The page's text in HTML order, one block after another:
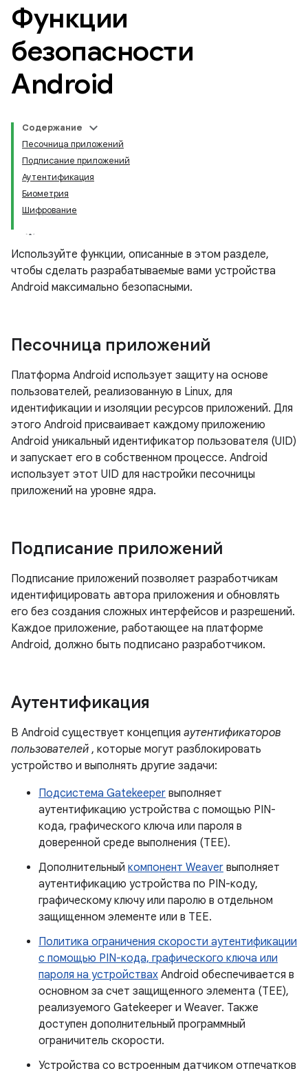
Функции
безопасности
Android
Содержание
Песочница приложений
Подписание приложений
Аутентификация
Биометрия
Шифрование
Используйте функции, описанные в этом разделе,
чтобы сделать разрабатываемые вами устройства
Android максимально безопасными.
Песочница приложений
Платформа Android использует защиту на основе
пользователей, реализованную в Linux, для
идентификации и изоляции ресурсов приложений. Для
этого Android присваивает каждому приложению
Android уникальный идентификатор пользователя (UID)
и запускает его в собственном процессе. Android
использует этот UID для настройки песочницы
приложений на уровне ядра.
Подписание приложений
Подписание приложений позволяет разработчикам
идентифицировать автора приложения и обновлять
его без создания сложных интерфейсов и разрешений.
Каждое приложение, работающее на платформе
Android, должно быть подписано разработчиком.
Аутентификация
В Android существует концепция аутентификаторов
пользователей , которые могут разблокировать
устройство и выполнять другие задачи:
Подсистема Gatekeeper выполняет
аутентификацию устройства с помощью PIN-
кода, графического ключа или пароля в
доверенной среде выполнения (TEE).
Дополнительный компонент Weaver выполняет
аутентификацию устройства по PIN-коду,
графическому ключу или паролю в отдельном
защищенном элементе или в TEE.
Политика ограничения скорости аутентификации
с помощью PIN-кода, графического ключа или
пароля на устройствах Android обеспечивается в
основном за счет защищенного элемента (TEE),
реализуемого Gatekeeper и Weaver. Также
доступен дополнительный программный
ограничитель скорости.
Устройства со встроенным датчиком отпечатков